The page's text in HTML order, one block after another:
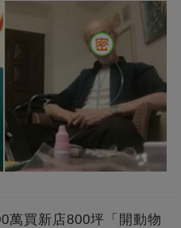
萬買新店800坪「開動物